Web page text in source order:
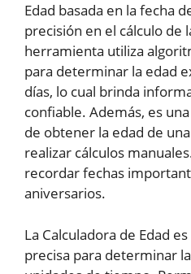
Edad basada en la fecha
precisión en el cálculo de
herramienta utiliza
para determinar la edad
días, lo cual brinda
confiable. Además, es
de obtener la edad de
realizar cálculos
recordar fechas
aniversarios.
La Calculadora de Edad
precisa para determinar